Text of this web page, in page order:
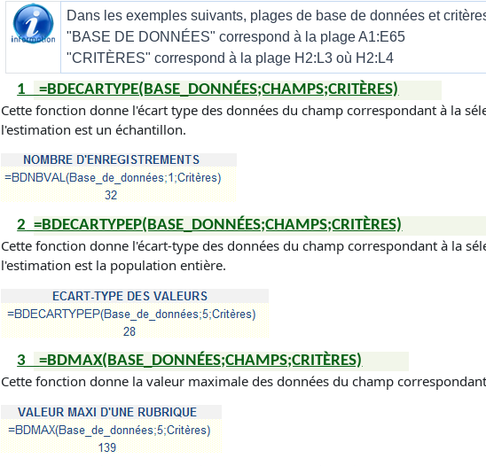
Dans les exemples suivants, plages de base de données et
"BASE DE DONNÉES" correspond à la plage A1:E65
"CRITÈRES" correspond à la plage H2:L3 où H2:L4
1 =BDECARTYPE(BASE_DONNÉES;CHAMPS;CRITÈRES)
Cette fonction donne l'écart type des données du champ correspondant à la
l'estimation est un échantillon.
2 =BDECARTYPEP(BASE_DONNÉES;CHAMPS;CRITÈRES)
Cette fonction donne l'écart-type des données du champ correspondant à la
l'estimation est la population entière.
3 =BDMAX(BASE_DONNÉES;CHAMPS;CRITÈRES)
Cette fonction donne la valeur maximale des données du champ